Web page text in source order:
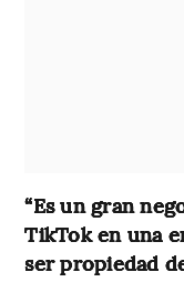
“Es un gran
TikTok en una
ser propiedad